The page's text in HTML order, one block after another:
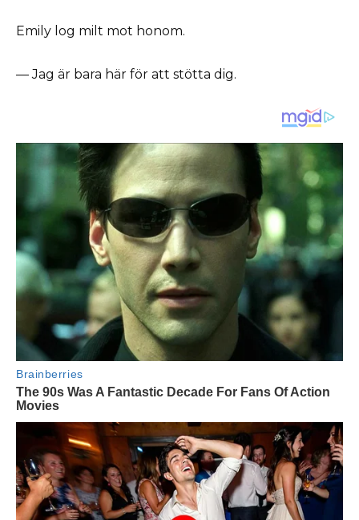
Emily log milt mot honom.
— Jag är bara här för att stötta dig.